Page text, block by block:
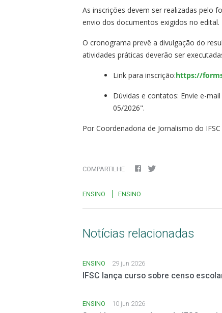
As inscrições devem ser realizadas pelo
envio dos documentos exigidos no edital.
O cronograma prevê a divulgação do
atividades práticas deverão ser
Link para inscrição:https://
Dúvidas e contatos: Envie e-
05/2026".
Por Coordenadoria de Jornalismo do IFSC
COMPARTILHE
ENSINO ENSINO
Notícias relacionadas
ENSINO 29 jun 2026
IFSC lança curso sobre censo
ENSINO 10 jun 2026